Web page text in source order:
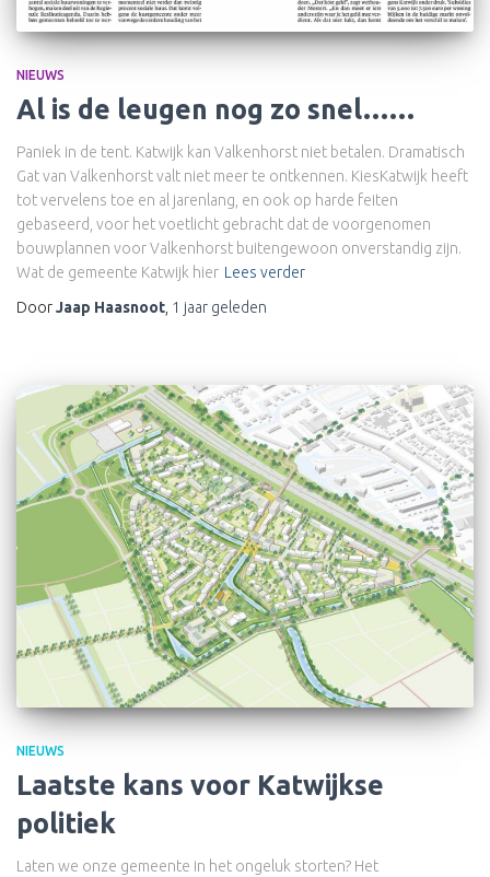
NIEUWS
Al is de leugen nog zo snel……
Paniek in de tent. Katwijk kan Valkenhorst niet betalen. Dramatisch
Gat van Valkenhorst valt niet meer te ontkennen. KiesKatwijk heeft
tot vervelens toe en al jarenlang, en ook op harde feiten
gebaseerd, voor het voetlicht gebracht dat de voorgenomen
bouwplannen voor Valkenhorst buitengewoon onverstandig zijn.
Wat de gemeente Katwijk hier Lees verder
DoorJaap Haasnoot 1 jaar geleden
NIEUWS
Laatste kans voor Katwijkse
politiek
Laten we onze gemeente in het ongeluk storten? Het